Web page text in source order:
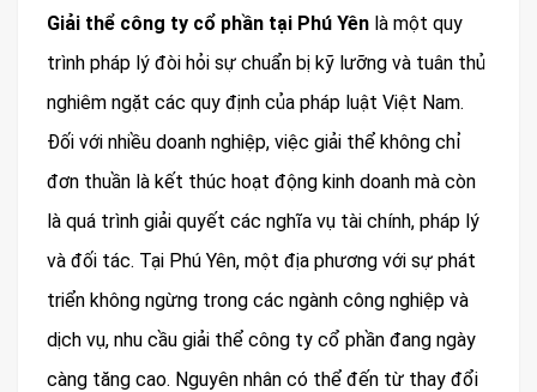
Giải thể công ty cổ phần tại Phú Yên là một quy
trình pháp lý đòi hỏi sự chuẩn bị kỹ lưỡng và tuân thủ
nghiêm ngặt các quy định của pháp luật Việt Nam.
Đối với nhiều doanh nghiệp, việc giải thể không chỉ
đơn thuần là kết thúc hoạt động kinh doanh mà còn
là quá trình giải quyết các nghĩa vụ tài chính, pháp lý
và đối tác. Tại Phú Yên, một địa phương với sự phát
triển không ngừng trong các ngành công nghiệp và
dịch vụ, nhu cầu giải thể công ty cổ phần đang ngày
càng tăng cao. Nguyên nhân có thể đến từ thay đổi